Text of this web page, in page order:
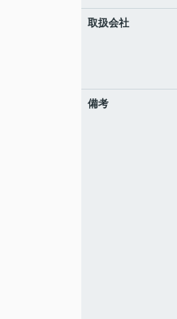
取扱会社
備考